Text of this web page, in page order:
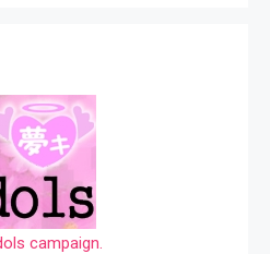
campaign.